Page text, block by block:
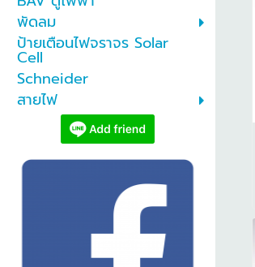
พัดลม
ป้ายเตือนไฟจราจร Solar
Cell
Schneider
สายไฟ